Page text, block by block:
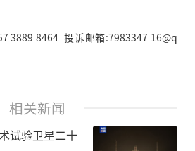
3889 8464 投诉邮箱:7983347 16@q
相关新闻
试验卫星二十